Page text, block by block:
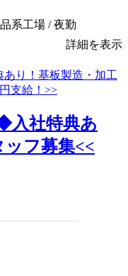
系工場 / 夜勤
詳細を表示
入社特典あ
ッフ募集<<